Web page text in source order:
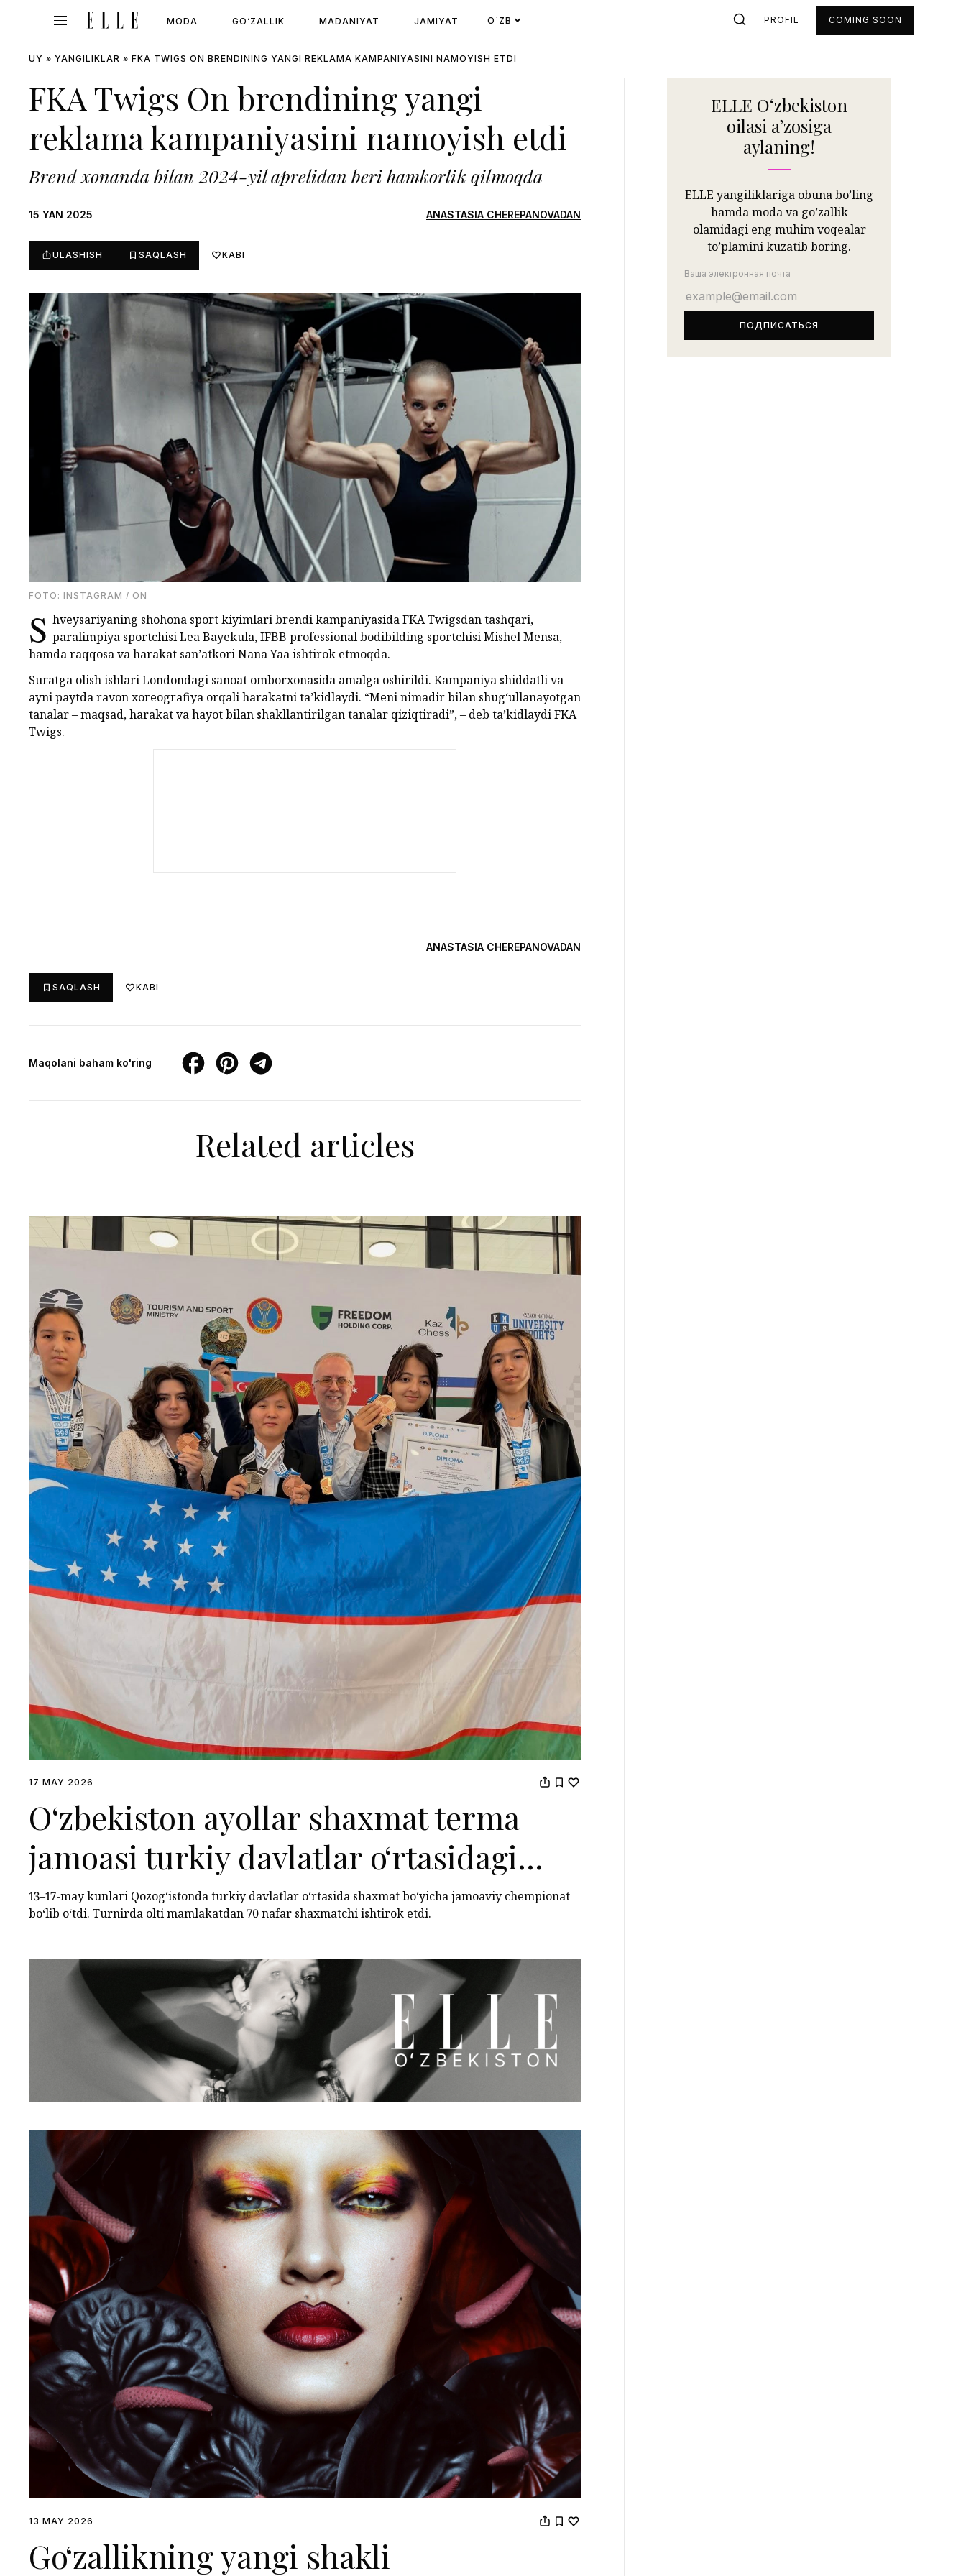
MODA GO‘ZALLIK MADANIYAT JAMIYAT O`ZB PROFIL COMING SOON
UY » YANGILIKLAR » FKA TWIGS ON BRENDINING YANGI REKLAMA KAMPANIYASINI NAMOYISH ETDI
FKA Twigs On brendining yangi
reklama kampaniyasini namoyish etdi
Brend xonanda bilan 2024-yil aprelidan beri hamkorlik qilmoqda
15 YAN 2025 ANASTASIA CHEREPANOVADAN
ULASHISH SAQLASH KABI
FOTO: INSTAGRAM / ON
S hveysariyaning shohona sport kiyimlari brendi kampaniyasida FKA Twigsdan tashqari,
paralimpiya sportchisi Lea Bayekula, IFBB professional bodibilding sportchisi Mishel Mensa,
hamda raqqosa va harakat san’atkori Nana Yaa ishtirok etmoqda.
Suratga olish ishlari Londondagi sanoat omborxonasida amalga oshirildi. Kampaniya shiddatli va
ayni paytda ravon xoreografiya orqali harakatni ta’kidlaydi. “Meni nimadir bilan shug‘ullanayotgan
tanalar – maqsad, harakat va hayot bilan shakllantirilgan tanalar qiziqtiradi”, – deb ta’kidlaydi FKA
Twigs.
ANASTASIA CHEREPANOVADAN
SAQLASH KABI
Maqolani baham ko'ring
Related articles
17 MAY 2026
O‘zbekiston ayollar shaxmat terma
jamoasi turkiy davlatlar o‘rtasidagi
chempionatda uchinchi o‘rinni
13–17-may kunlari Qozog‘istonda turkiy davlatlar o‘rtasida shaxmat bo‘yicha jamoaviy chempionat
bo‘lib o‘tdi. Turnirda olti mamlakatdan 70 nafar shaxmatchi ishtirok etdi.
13 MAY 2026
Go‘zallikning yangi shakli
ELLE Oʻzbekiston
oilasi aʼzosiga
aylaning!
ELLE yangiliklariga obuna bo’ling
hamda moda va go’zallik
olamidagi eng muhim voqealar
to’plamini kuzatib boring.
Ваша электронная почта